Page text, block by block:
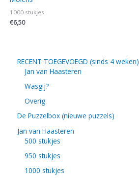
1000 stukjes
€6,50
RECENT TOEGEVOEGD (sinds 4 weken)
Jan van Haasteren
Wasgij?
Overig
De Puzzelbox (nieuwe puzzels)
Jan van Haasteren
500 stukjes
950 stukjes
1000 stukjes